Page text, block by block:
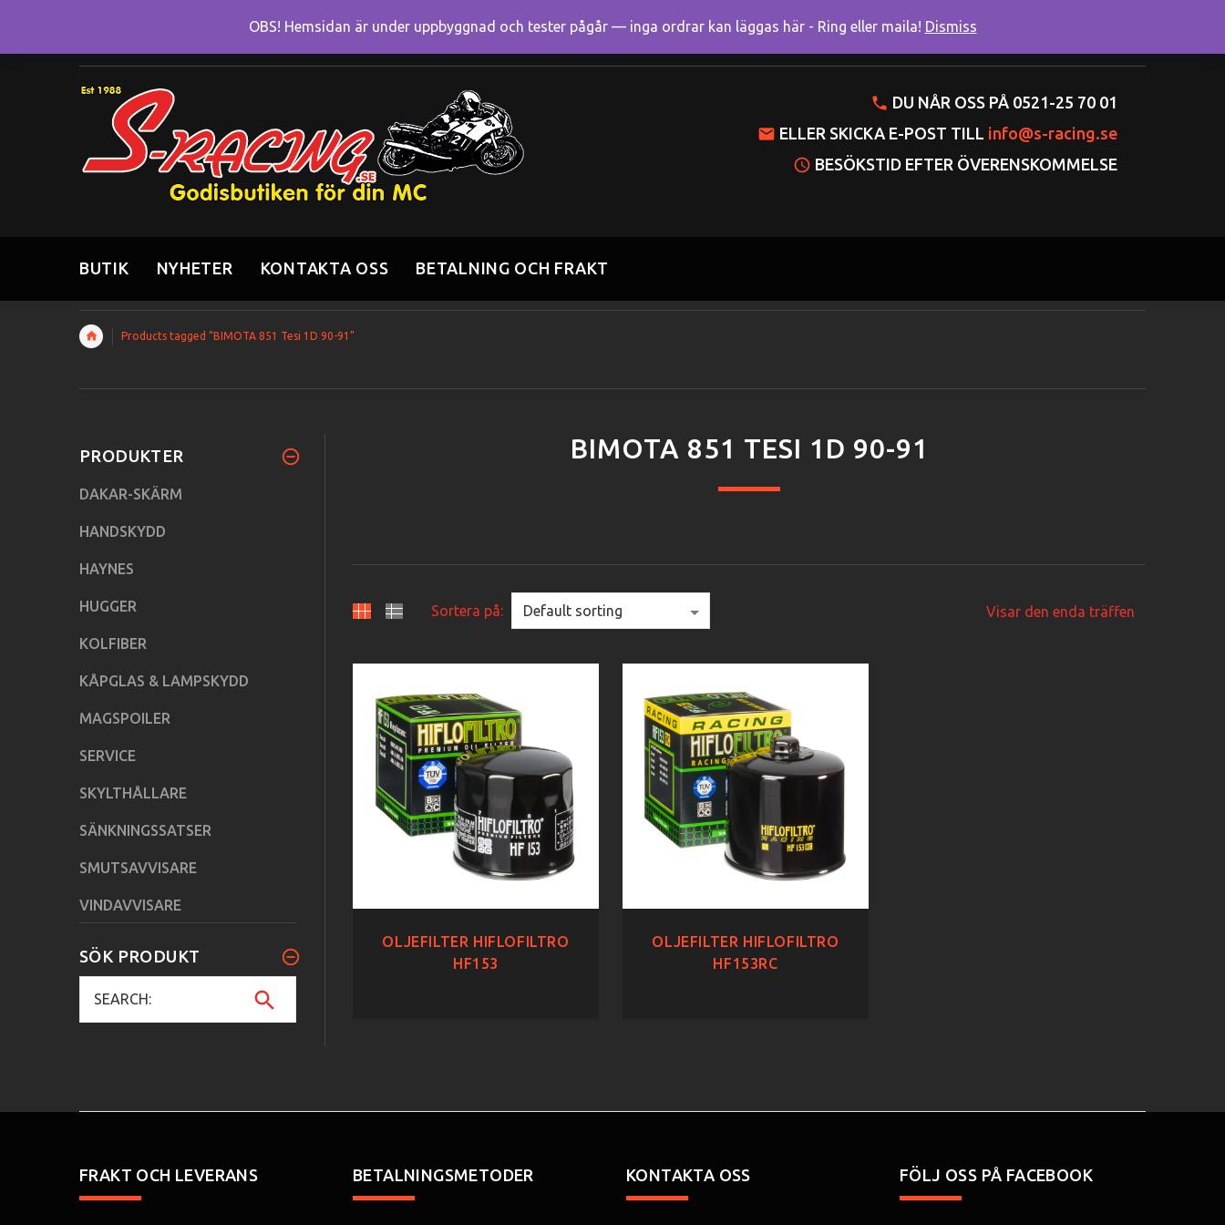
Mitt konto Varukorgen
DU NÅR OSS PÅ 0521-25 70 01
ELLER SKICKA E-POST TILL info@s-racing.se
BESÖKSTID EFTER ÖVERENSKOMMELSE
BUTIK NYHETER KONTAKTA OSS BETALNING OCH FRAKT
Products tagged “BIMOTA 851 Tesi 1D 90-91”
PRODUKTER
DAKAR-SKÄRM
HANDSKYDD
HAYNES
HUGGER
KOLFIBER
KÅPGLAS & LAMPSKYDD
MAGSPOILER
SERVICE
SKYLTHÅLLARE
SÄNKNINGSSATSER
SMUTSAVVISARE
VINDAVVISARE
SÖK PRODUKT
BIMOTA 851 TESI 1D 90-91
Sortera på: Visar den enda träffen
OLJEFILTER HIFLOFILTRO
HF153
OLJEFILTER HIFLOFILTRO
HF153RC
FRAKT OCH LEVERANS BETALNINGSMETODER KONTAKTA OSS FÖLJ OSS PÅ FACEBOOK
OBS! Hemsidan är under uppbyggnad och tester pågår — inga ordrar kan läggas här - Ring eller maila! Dismiss